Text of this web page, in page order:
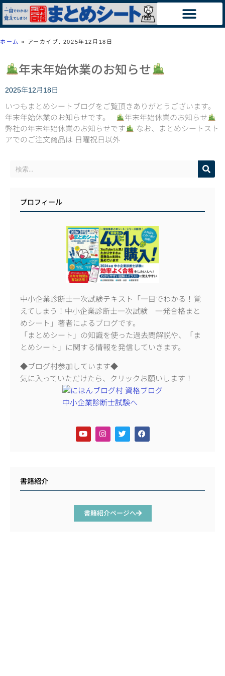
ホーム » アーカイブ: 2025年12月18日
年末年始休業のお知らせ
2025年12月18日
いつもまとめシートブログをご覧頂きありがとうございます。
年末年始休業のお知らせです。
年末年始休業のお知らせ
弊社の年末年始休業のお知らせです
なお、まとめシートスト
アでのご注文商品は 日曜祝日以外
プロフィール
中小企業診断士一次試験テキスト「一目でわかる！覚
えてしまう！中小企業診断士一次試験 一発合格まと
めシート」著者によるブログです。
「まとめシート」の知識を使った過去問解説や、「ま
とめシート」に関する情報を発信していきます。
◆ブログ村参加しています◆
気に入っていただけたら、クリックお願いします！
書籍紹介
書籍紹介ページへ